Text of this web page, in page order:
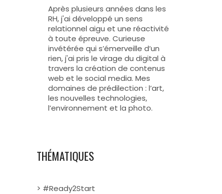
Après plusieurs années dans les
RH, j'ai développé un sens
relationnel aigu et une réactivité
à toute épreuve. Curieuse
invétérée qui s’émerveille d’un
rien, j'ai pris le virage du digital à
travers la création de contenus
web et le social media. Mes
domaines de prédilection : l’art,
les nouvelles technologies,
l’environnement et la photo.
THÉMATIQUES
> #Ready2Start